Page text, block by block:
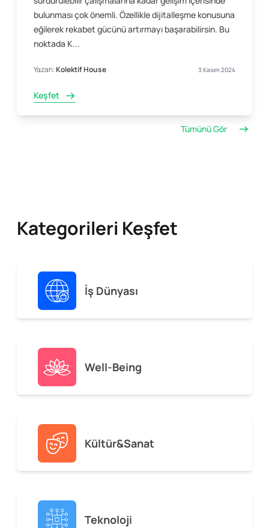
bulunması çok önemli. Özellikle dijitalleşme konusuna
eğilerek rekabet gücünü artırmayı başarabilirsin. Bu
noktada K...
Yazan:Kolektif House 3 Kasım 2024
Keşfet
Tümünü Gör
Kategorileri Keşfet
İş Dünyası
Well-Being
Kültür&Sanat
Teknoloji